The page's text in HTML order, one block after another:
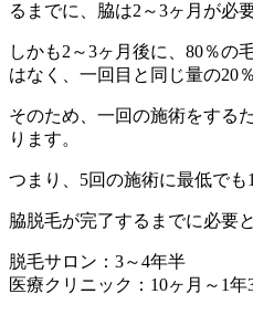
るまでに、脇は2～3ヶ月が必
しかも2～3ヶ月後に、80％の
はなく、一回目と同じ量の20
そのため、一回の施術をする
ります。
つまり、 5回の施術に最低でも
脇脱毛が完了するまでに必要
脱毛サロン： 3～4年半
医療クリニック： 10ヶ月～1年